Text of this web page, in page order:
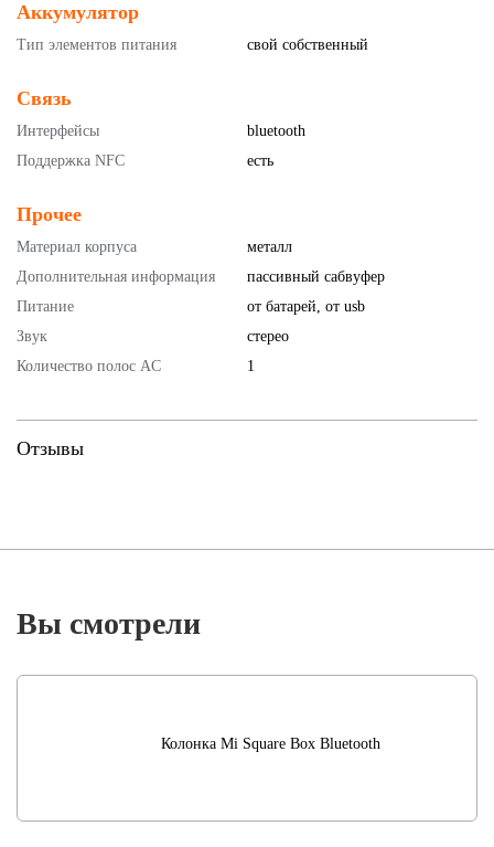
Аккумулятор
Тип элементов питания свой собственный
Связь
Интерфейсы
bluetooth
Поддержка NFC
есть
Прочее
Материал корпуса
металл
Дополнительная информация
пассивный сабвуфер
Питание
от батарей, от usb
Звук
стерео
Количество полос AC
1
Отзывы
Вы смотрели
Колонка Mi Square Box Bluetooth